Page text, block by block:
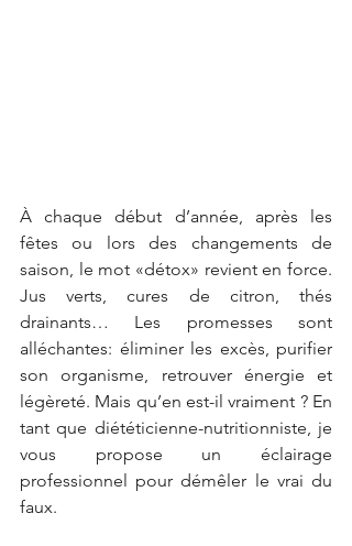
À chaque début d’année, après les
fêtes ou lors des changements de
saison, le mot «détox» revient en force.
Jus verts, cures de citron, thés
drainants… Les promesses sont
alléchantes: éliminer les excès, purifier
son organisme, retrouver énergie et
légèreté. Mais qu’en est-il vraiment ? En
tant que diététicienne-nutritionniste, je
vous propose un éclairage
professionnel pour démêler le vrai du
faux.